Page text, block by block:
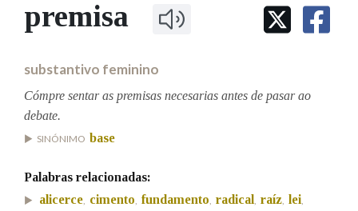
IDENTIDADE CORPORATIVA
MARCIAL DEL ADALID
FIGURAS HOMENAXEADAS
PRIMAVERA DAS LETRAS
Facebook
TwitterYoutubeInstagram
Bluesky
BUSCAR NOS LEMAS
Remata por
Contén
premisa
substantivo feminino
Cómpre sentar as premisas necesarias antes de pasar ao
debate.
SINÓNIMO base
Palabras relacionadas:
alicerce, cimento, fundamento, radical , raíz, lei,